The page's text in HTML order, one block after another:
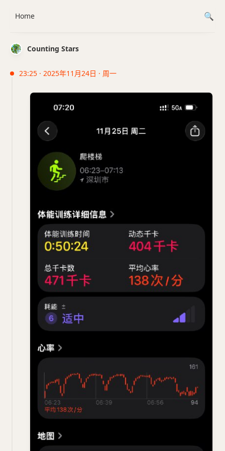
Counting Stars
23:25 · 2025年11月24日 · 周一
Home